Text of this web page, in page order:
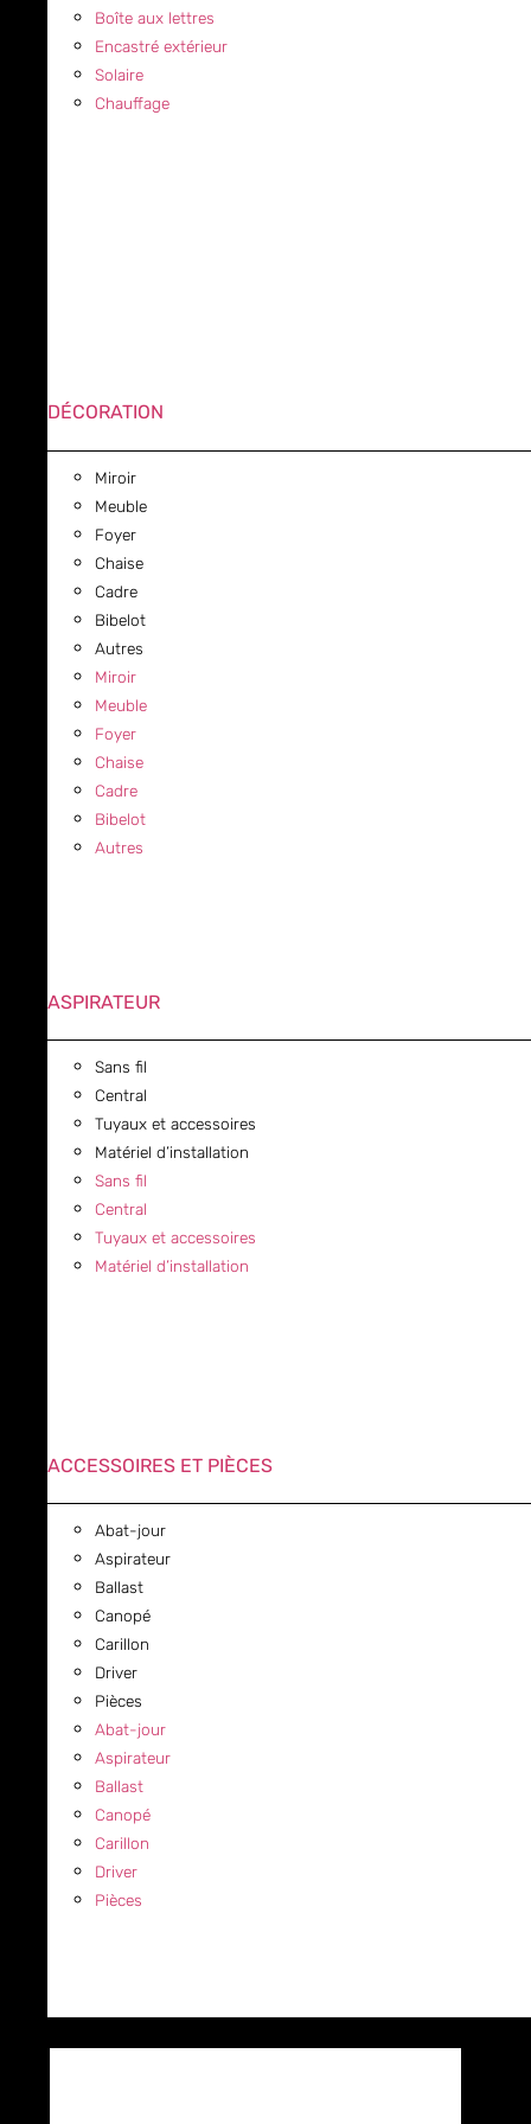
Boîte aux lettres
Encastré extérieur
Solaire
Chauffage
DÉCORATION
Miroir
Meuble
Foyer
Chaise
Cadre
Bibelot
Autres
Miroir
Meuble
Foyer
Chaise
Cadre
Bibelot
Autres
ASPIRATEUR
Sans fil
Central
Tuyaux et accessoires
Matériel d’installation
Sans fil
Central
Tuyaux et accessoires
Matériel d’installation
ACCESSOIRES ET PIÈCES
Abat-jour
Aspirateur
Ballast
Canopé
Carillon
Driver
Pièces
Abat-jour
Aspirateur
Ballast
Canopé
Carillon
Driver
Pièces